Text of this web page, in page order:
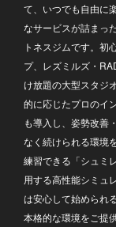
て、いつでも自由に
なサービスが詰まっ
トネスジムです。初
プ、レズミルズ・
け放題の大型スタジ
的に応じたプロのイ
も導入し、姿勢改善
なく続けられる環境
練習できる「シュミ
用する高性能シミュ
は安心して始められ
本格的な環境をご提